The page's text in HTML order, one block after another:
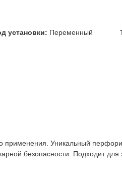
установки: Переменный
Уникальный
безопасности. Подходит для